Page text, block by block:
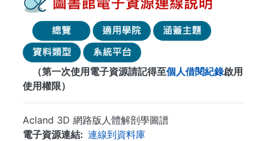
（第一次使用電子資源請記得至個人借閱紀錄啟用
使用權限）
Acland 3D 網路版人體解剖學圖譜
電子資源連結
連線到資料庫